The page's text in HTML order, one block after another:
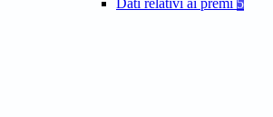
Dati relativi ai premi 5